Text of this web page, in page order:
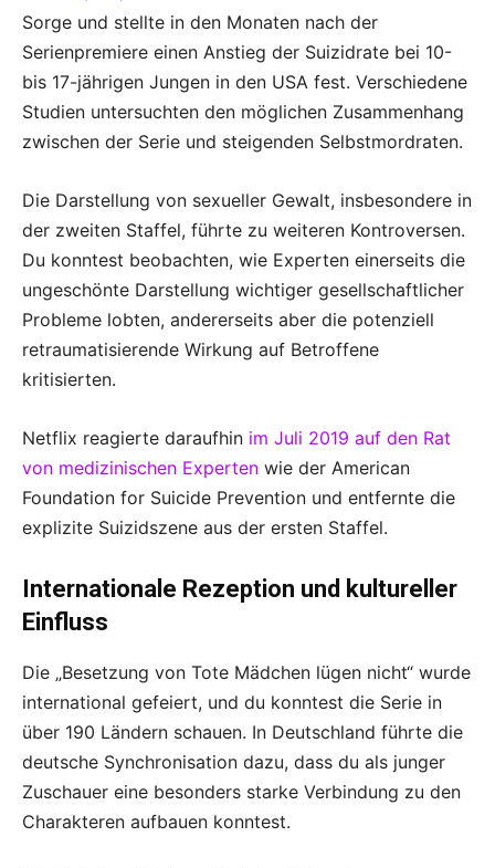
Sorge und stellte in den Monaten nach der
Serienpremiere einen Anstieg der Suizidrate bei 10-
bis 17-jährigen Jungen in den USA fest. Verschiedene
Studien untersuchten den möglichen Zusammenhang
zwischen der Serie und steigenden Selbstmordraten.
Die Darstellung von sexueller Gewalt, insbesondere in
der zweiten Staffel, führte zu weiteren Kontroversen.
Du konntest beobachten, wie Experten einerseits die
ungeschönte Darstellung wichtiger gesellschaftlicher
Probleme lobten, andererseits aber die potenziell
retraumatisierende Wirkung auf Betroffene
kritisierten.
Netflix reagierte daraufhin im Juli 2019 auf den Rat
von medizinischen Experten wie der American
Foundation for Suicide Prevention und entfernte die
explizite Suizidszene aus der ersten Staffel.
Internationale Rezeption und kultureller
Einfluss
Die „Besetzung von Tote Mädchen lügen nicht“ wurde
international gefeiert, und du konntest die Serie in
über 190 Ländern schauen. In Deutschland führte die
deutsche Synchronisation dazu, dass du als junger
Zuschauer eine besonders starke Verbindung zu den
Charakteren aufbauen konntest.